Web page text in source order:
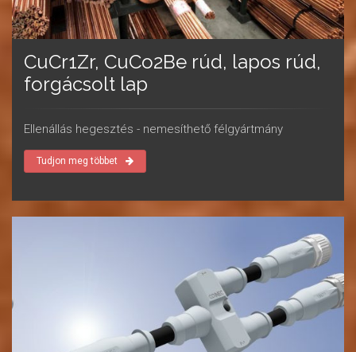
CuCr1Zr, CuCo2Be rúd, lapos rúd,
forgácsolt lap
Ellenállás hegesztés - nemesíthető félgyártmány
Tudjon meg többet